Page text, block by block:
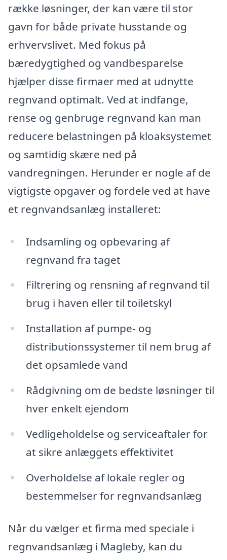
række løsninger, der kan være til stor
gavn for både private husstande og
erhvervslivet. Med fokus på
bæredygtighed og vandbesparelse
hjælper disse firmaer med at udnytte
regnvand optimalt. Ved at indfange,
rense og genbruge regnvand kan man
reducere belastningen på kloaksystemet
og samtidig skære ned på
vandregningen. Herunder er nogle af de
vigtigste opgaver og fordele ved at have
et regnvandsanlæg installeret:
Indsamling og opbevaring af
regnvand fra taget
Filtrering og rensning af regnvand til
brug i haven eller til toiletskyl
Installation af pumpe- og
distributionssystemer til nem brug af
det opsamlede vand
Rådgivning om de bedste løsninger til
hver enkelt ejendom
Vedligeholdelse og serviceaftaler for
at sikre anlæggets effektivitet
Overholdelse af lokale regler og
bestemmelser for regnvandsanlæg
Når du vælger et firma med speciale i
regnvandsanlæg i Magleby, kan du